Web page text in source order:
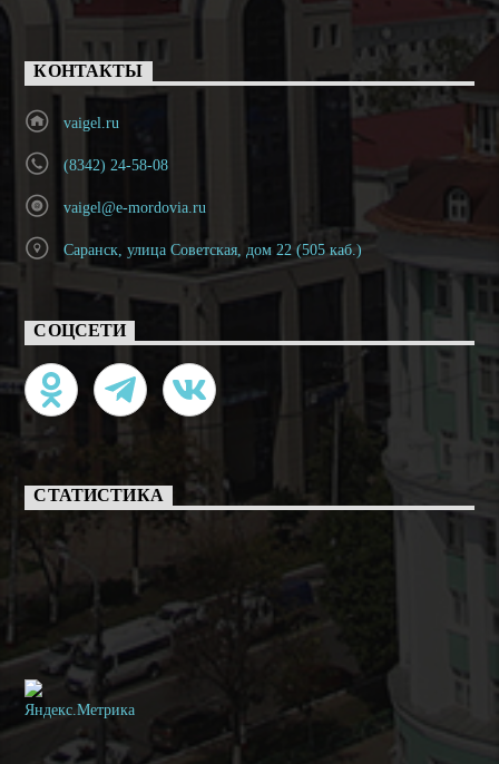
КОНТАКТЫ
vaigel.ru
(8342) 24-58-08
vaigel@e-mordovia.ru
Саранск, улица Советская, дом 22 (505 каб.)
СОЦСЕТИ
СТАТИСТИКА